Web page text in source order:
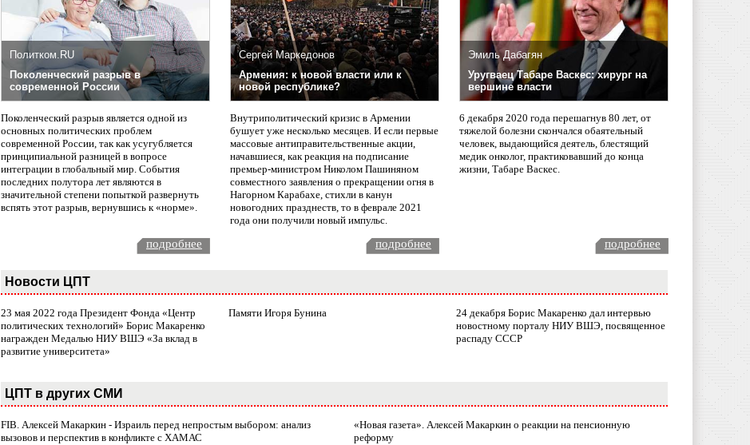
Политком.RU
Поколенческий разрыв в
современной России
Поколенческий разрыв является одной из
основных политических проблем
современной России, так как усугубляется
принципиальной разницей в вопросе
интеграции в глобальный мир. События
последних полутора лет являются в
значительной степени попыткой развернуть
вспять этот разрыв, вернувшись к «норме».
Сергей Маркедонов
Армения: к новой власти или к
новой республике?
Внутриполитический кризис в Армении
бушует уже несколько месяцев. И если первые
массовые антиправительственные акции,
начавшиеся, как реакция на подписание
премьер-министром Николом Пашиняном
совместного заявления о прекращении огня в
Нагорном Карабахе, стихли в канун
новогодних празднеств, то в феврале 2021
года они получили новый импульс.
Эмиль Дабагян
Уругваец Табаре Васкес: хирург на
вершине власти
6 декабря 2020 года перешагнув 80 лет, от
тяжелой болезни скончался обаятельный
человек, выдающийся деятель, блестящий
медик онколог, практиковавший до конца
жизни, Табаре Васкес.
подробнее подробнее подробнее
Новости ЦПТ
23 мая 2022 года Президент Фонда «Центр
политических технологий» Борис Макаренко
награжден Медалью НИУ ВШЭ «За вклад в
развитие университета»
Памяти Игоря Бунина
24 декабря Борис Макаренко дал интервью
новостному порталу НИУ ВШЭ, посвященное
распаду СССР
ЦПТ в других СМИ
FIB. Алексей Макаркин - Израиль перед непростым выбором: анализ
вызовов и перспектив в конфликте с ХАМАС
«Новая газета». Алексей Макаркин о реакции на пенсионную
реформу